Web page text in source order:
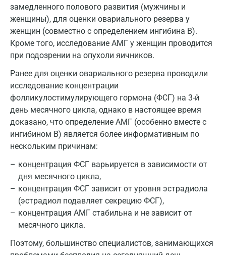
замедленного полового развития (мужчины и
женщины), для оценки овариального резерва у
женщин (совместно с определением ингибина В).
Кроме того, исследование АМГ у женщин проводится
при подозрении на опухоли яичников.
Ранее для оценки овариального резерва проводили
исследование концентрации
фолликулостимулирующего гормона (ФСГ) на 3-й
день месячного цикла, однако в настоящее время
доказано, что определение АМГ (особенно вместе с
ингибином B) является более информативным по
нескольким причинам:
концентрация ФСГ варьируется в зависимости от
дня месячного цикла,
концентрация ФСГ зависит от уровня эстрадиола
(эстрадиол подавляет секрецию ФСГ),
концентрация АМГ стабильна и не зависит от
месячного цикла.
Поэтому, большинство специалистов, занимающихся
Орехово-Зуево
Павловский посад
Пенза
Пермь
Петрозаводск
Подольск
Псков
Пушкин
Пушкино
Пятигорск
Раменское
Реутов
Ростов-на-Дону